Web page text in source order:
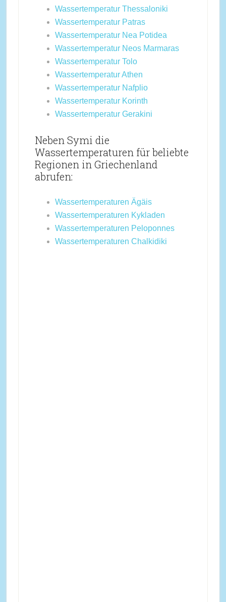
Wassertemperatur Thessaloniki
Wassertemperatur Patras
Wassertemperatur Nea Potidea
Wassertemperatur Neos Marmaras
Wassertemperatur Tolo
Wassertemperatur Athen
Wassertemperatur Nafplio
Wassertemperatur Korinth
Wassertemperatur Gerakini
Neben Symi die
Wassertemperaturen für beliebte
Regionen in Griechenland
abrufen:
Wassertemperaturen Ägäis
Wassertemperaturen Kykladen
Wassertemperaturen Peloponnes
Wassertemperaturen Chalkidiki